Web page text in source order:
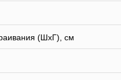
(ШхГ), см